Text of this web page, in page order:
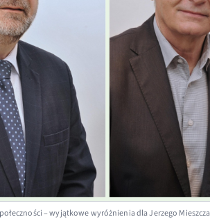
– wyjątkowe wyróżnienia dla Jerzego